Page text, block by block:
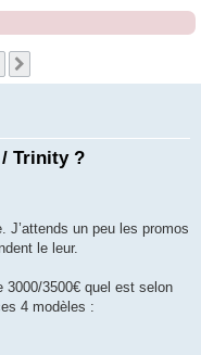
/ Trinity ?
J’attends un peu les promos
le leur.
3000/3500€ quel est selon
4 modèles :